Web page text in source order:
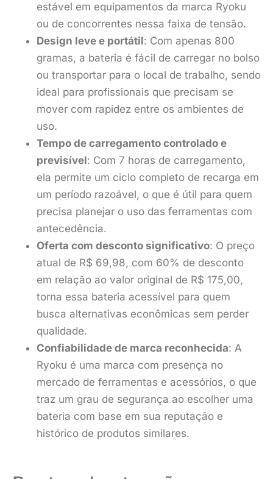
estável em equipamentos da marca Ryoku
ou de concorrentes nessa faixa de tensão.
Design leve e portátil: Com apenas 800
gramas, a bateria é fácil de carregar no bolso
ou transportar para o local de trabalho, sendo
ideal para profissionais que precisam se
mover com rapidez entre os ambientes de
uso.
Tempo de carregamento controlado e
previsível: Com 7 horas de carregamento,
ela permite um ciclo completo de recarga em
um período razoável, o que é útil para quem
precisa planejar o uso das ferramentas com
antecedência.
Oferta com desconto significativo: O preço
atual de R$ 69,98, com 60% de desconto
em relação ao valor original de R$ 175,00,
torna essa bateria acessível para quem
busca alternativas econômicas sem perder
qualidade.
Confiabilidade de marca reconhecida: A
Ryoku é uma marca com presença no
mercado de ferramentas e acessórios, o que
traz um grau de segurança ao escolher uma
bateria com base em sua reputação e
histórico de produtos similares.